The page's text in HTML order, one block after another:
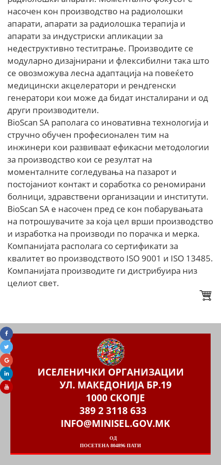
насочен кон производство на радиолошки
апарати, апарати за радиолошка терапија и
апарати за индустриски апликации за
недеструктивно теститрање. Производите се
модуларно дизајнирани и флексибилни така што
се овозможува лесна адаптација на повеќето
медицински акцелератори и рендгенски
генератори кои може да бидат инсталирани и од
други производители.
BioScan SA раполага со иновативна технологија и
стручно обучен професионален тим на
инжинери кои развиваат ефикасни методологии
за производство кои се резултат на
моменталните согледувања на пазарот и
постојаниот контакт и соработка со реномирани
болници, здравствени организации и институти.
BioScan SA е насочен пред се кон побарувањата
на потрошувачите за која цел врши производство
и изработка на производи по порачка и мерка.
Компанијата располага со сертификати за
квалитет во производството ISO 9001 и ISO 13485.
Компанијата производите ги дистрибуира низ
целиот свет.
ИСЕЛЕНИЧКИ ОРГАНИЗАЦИИ
УЛ. МАКЕДОНИЈА БР.19
1000 СКОПЈЕ
389 2 3118 633
INFO@MINISEL.GOV.MK
ОД
ПОСЕТЕНА 804896 ПАТИ